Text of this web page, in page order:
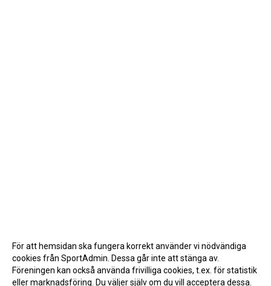
För att hemsidan ska fungera korrekt använder vi nödvändiga
cookies från SportAdmin. Dessa går inte att stänga av.
Föreningen kan också använda frivilliga cookies, t.ex. för statistik
eller marknadsföring. Du väljer själv om du vill acceptera dessa.